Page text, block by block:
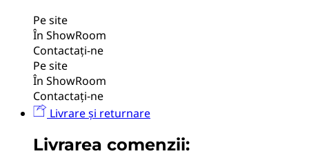
Pe site
În ShowRoom
Contactați-ne
Pe site
În ShowRoom
Contactați-ne
Livrare și returnare
Livrarea comenzii: